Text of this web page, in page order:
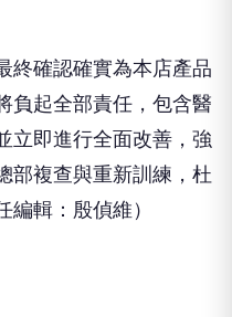
終確認確實為本店產品
負起全部責任，包含醫
立即進行全面改善，強
部複查與重新訓練，杜
輯：殷偵維）